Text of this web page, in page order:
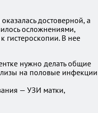
достоверной, а
осложнениями,
гистероскопии. В нее
нужно делать общие
на половые инфекции
— УЗИ матки,